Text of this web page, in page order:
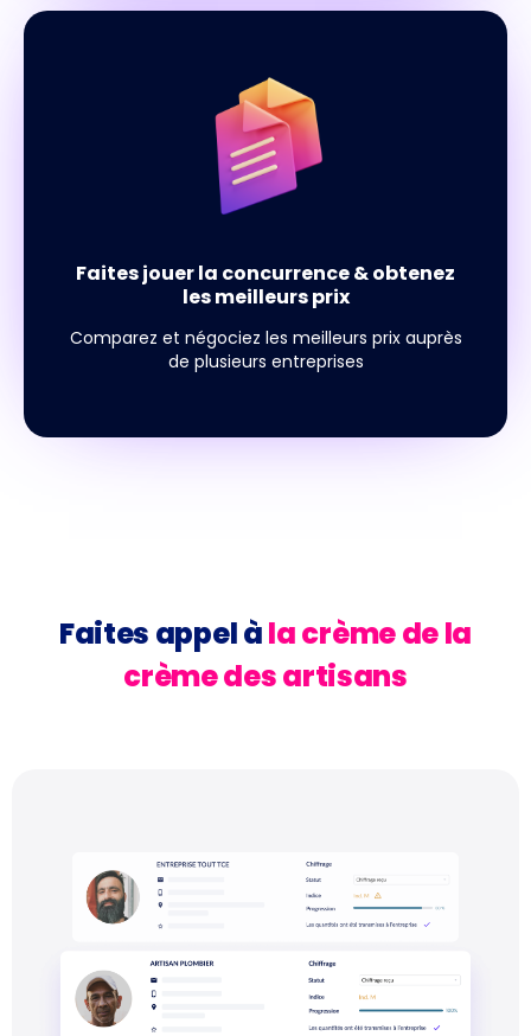
Faites jouer la concurrence & obtenez
les meilleurs prix
Comparez et négociez les meilleurs prix auprès
de plusieurs entreprises
Faites appel àla crème de la
crème des artisans